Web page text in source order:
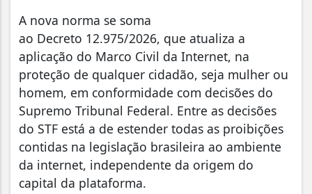
A nova norma se soma
ao Decreto 12.975/2026, que atualiza a
aplicação do Marco Civil da Internet, na
proteção de qualquer cidadão, seja mulher ou
homem, em conformidade com decisões do
Supremo Tribunal Federal. Entre as decisões
do STF está a de estender todas as proibições
contidas na legislação brasileira ao ambiente
da internet, independente da origem do
capital da plataforma.